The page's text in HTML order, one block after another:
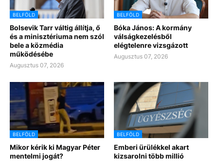
BELFÖLD
Bolsevik Tarr váltig állítja, ő
és a minisztériuma nem szól
bele a közmédia
működésébe
Augusztus 07, 2026
BELFÖLD
Bóka János: A kormány
válságkezelésből
elégtelenre vizsgázott
Augusztus 07, 2026
BELFÖLD
Mikor kérik ki Magyar Péter
mentelmi jogát?
BELFÖLD
Emberi ürülékkel akart
kizsarolni több millió